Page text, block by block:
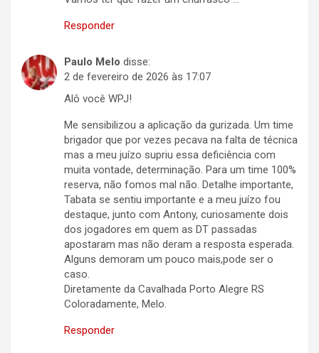
Responder
Paulo Melo disse:
2 de fevereiro de 2026 às 17:07
Alô você WPJ!
Me sensibilizou a aplicação da gurizada. Um time
brigador que por vezes pecava na falta de técnica
mas a meu juízo supriu essa deficiência com
muita vontade, determinação. Para um time 100%
reserva, não fomos mal não. Detalhe importante,
Tabata se sentiu importante e a meu juízo fou
destaque, junto com Antony, curiosamente dois
dos jogadores em quem as DT passadas
apostaram mas não deram a resposta esperada.
Alguns demoram um pouco mais,pode ser o
caso.
Diretamente da Cavalhada Porto Alegre RS
Coloradamente, Melo.
Responder